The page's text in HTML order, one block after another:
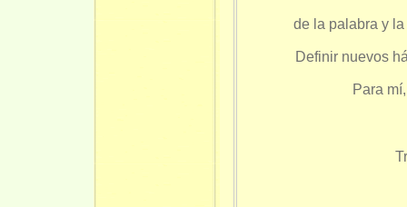
de la palabra y
Definir nuevos
Para